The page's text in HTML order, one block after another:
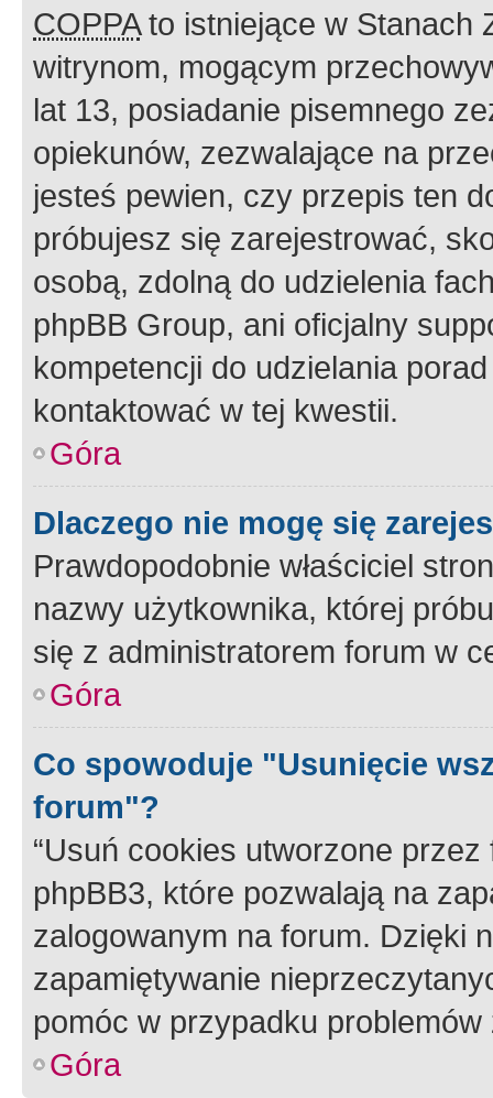
COPPAto istniejące w Stanach
witrynom, mogącym
lat 13, posiadanie pisemnego
opiekunów, zezwalające na
jesteś pewien, czy przepis ten
próbujesz się zarejestrować,
osobą, zdolną do udzielenia
phpBB Group, ani oficjalny
kompetencji do udzielania
kontaktować w tej kwestii.
Góra
Dlaczego nie mogę się
Prawdopodobnie właściciel
nazwy użytkownika, której
się z administratorem forum w
Góra
Co spowoduje "Usunięcie
forum"?
“Usuń cookies utworzone
phpBB3, które pozwalają na
zalogowanym na forum. Dzięki
zapamiętywanie
pomóc w przypadku
Góra